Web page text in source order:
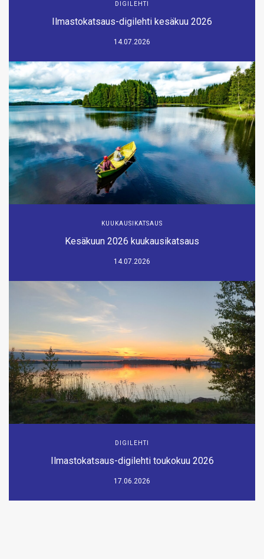
DIGILEHTI
Ilmastokatsaus-digilehti kesäkuu 2026
14.07.2026
KUUKAUSIKATSAUS
Kesäkuun 2026 kuukausikatsaus
14.07.2026
DIGILEHTI
Ilmastokatsaus-digilehti toukokuu 2026
17.06.2026